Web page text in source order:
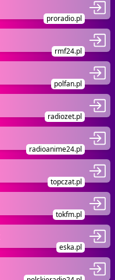
proradio.pl
rmf24.pl
polfan.pl
radiozet.pl
radioanime24.pl
topczat.pl
tokfm.pl
eska.pl